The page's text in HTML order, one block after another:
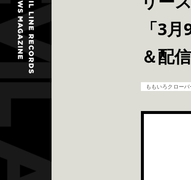
「3
＆配
ももいろクローバ